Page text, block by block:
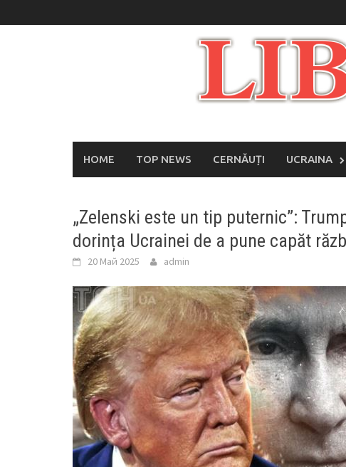
to
HOME TOP NEWS CERNĂUȚI UCRAINA
„Zelenski este un tip puternic”:
dorința Ucrainei de a pune capăt
20 Май 2025 admin